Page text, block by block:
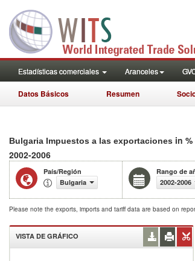
Estadísticas comerciales Aranceles
Datos Básicos Resumen
Bulgaria Impuestos a las exportaciones in
2002-2006
País/Región
Bulgaria
Rango de
2002-2006
Please note the exports, imports and tariff data are based on
VISTA DE GRÁFICO